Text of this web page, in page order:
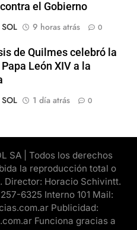
el Gobierno
9 horas atrás 0
de Quilmes celebró la
León XIV a la
1 día atrás 0
SA | Todos los derechos
la reproducción total o
Director: Horacio Schivintt.
6325 Interno 101 Mail:
Publicidad:
Funciona gracias a